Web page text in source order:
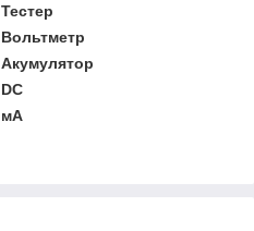
Тестер
Вольтметр
Акумулятор
DC
мА